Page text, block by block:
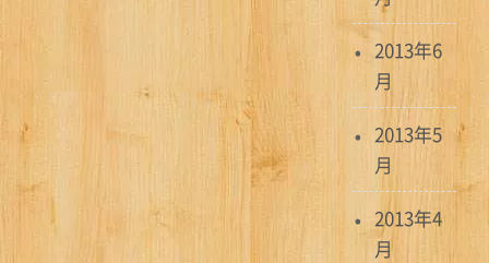
2013年6
月
2013年5
月
2013年4
月